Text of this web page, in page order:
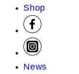
Shop
News